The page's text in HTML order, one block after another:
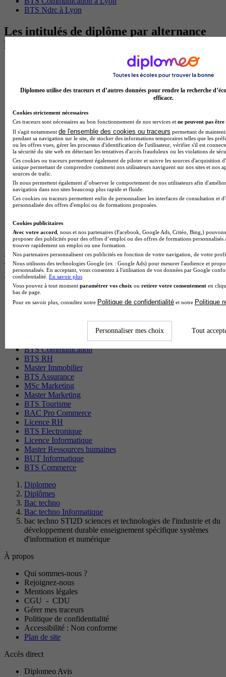
BTS Ndrc à Lyon
Les intitulés de diplôme par alternance
les plus recherchés
BTS Dietetique en alternance
BTS Pi en alternance
Master CCA en alternance
BTS Ndrc en alternance
BTS Sam en alternance
Cap Fleuriste en alternance
BTS Sio en alternance
MSc Marketing Digital en alternance
BTS Gpme en alternance
Cap Electricien en alternance
BTS Gpn en alternance
BTS Domotique en alternance
BAC Pro Agora en alternance
BTS Iris en alternance
BTS Tpl en alternance
BTS Ati en alternance
Les diplômes par filière les plus
recherchés
CS Sport
Master Sport
Master Management
BTS Communication
BTS RH
Master Immobilier
BTS Assurance
MSc Marketing
Master Marketing
BTS Tourisme
BAC Pro Commerce
Licence RH
BTS Electronique
Licence Informatique
Master Ressources humaines
BUT Informatique
BTS Commerce
Diplomeo
Diplômes
Bac techno
Bac techno Informatique
bac techno STI2D sciences et technologies de l'industrie et du
développement durable enseignement spécifique systèmes
d'information et numérique
À propos
Qui sommes-nous ?
Rejoignez-nous
Mentions légales
CGU - CDU
Gérer mes traceurs
Politique de confidentialité
Accessibilité : Non conforme
Plan de site
Accès direct
Diplomeo Avis
Diplomeo utilise des traceurs et d’autres données pour rendre la recherche
efficace.
Cookies strictement nécessaires
Ces traceurs sont nécessaires au bon fonctionnement de nos services et ne peuvent pas être
Il s'agit notamment de l'ensemble des cookies ou traceurs permettant de
pendant sa navigation sur le site, de stocker des informations temporaires telles que les
ou les offres vues, gérer les processus d'identification de l'utilisateur, vérifier s'il est
la sécurité du site web en détectant les tentatives d'accès frauduleux ou les violations de
Ces cookies ou traceurs permettent également de piloter et suivre les sources d'acquisition
unique permettant de comprendre comment nos utilisateurs naviguent sur nos sites et nos
sources de trafic.
Ils nous permettent également d’observer le comportement de nos utilisateurs afin
navigation dans nos sites beaucoup plus rapide et fluide.
Ces cookies ou traceurs permettent enfin de personnaliser les interfaces de consultation et
personnalisée des offres d'emploi ou de formations proposées.
Cookies publicitaires
Avec votre accord , nous et nos partenaires (Facebook, Google Ads, Critéo, Bing,)
proposer des publicités pour des offres d’emploi ou des offres de formations
trouver rapidement un emploi ou une formation.
Nos partenaires personnalisent ces publicités en fonction de votre navigation, de votre
Nous utilisons des technologies Google (ex : Google Ads) pour mesurer l'audience et
personnalisés. En acceptant, vous consentez à l'utilisation de vos données par Google
confidentialité. En savoir plus
Vous pouvez à tout moment paramétrer vos choix ou retirer votre consentement en
bas de page.
Pour en savoir plus, consultez notre Politique de confidentialité et notre Politique
Personnaliser mes choix Tout